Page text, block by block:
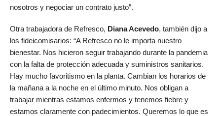
nosotros y negociar un contrato justo”.
Otra trabajadora de Refresco, Diana Acevedo, también dijo a
los fideicomisarios: “A Refresco no le importa nuestro
bienestar. Nos hicieron seguir trabajando durante la pandemia
con la falta de protección adecuada y suministros sanitarios.
Hay mucho favoritismo en la planta. Cambian los horarios de
la mañana a la noche en el último minuto. Nos obligan a
trabajar mientras estamos enfermos y tenemos fiebre y
estamos claramente con padecimientos. Queremos lo que es